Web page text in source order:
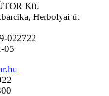
Kft.
Herbolyai út
022722
05